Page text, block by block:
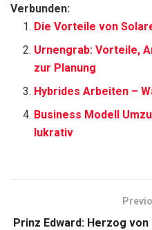
Verbunden:
Die Vorteile von
Urnengrab: Vorteile,
zur Planung
Hybrides Arbeiten –
Business Modell
lukrativ
Prinz Edward: Herzog